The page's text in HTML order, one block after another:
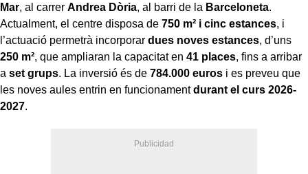
Mar, al carrer Andrea Dòria, al barri de la Barceloneta.
Actualment, el centre disposa de 750 m² i cinc estances, i
l’actuació permetrà incorporar dues noves estances, d’uns
250 m², que ampliaran la capacitat en 41 places, fins a arribar
a set grups. La inversió és de 784.000 euros i es preveu que
les noves aules entrin en funcionamentdurant el curs 2026-
2027.